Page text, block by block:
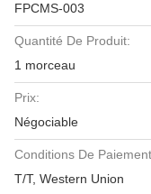
FPCMS-003
Quantité De Produit:
1 morceau
Prix:
Négociable
Conditions De
T/T, Western Union